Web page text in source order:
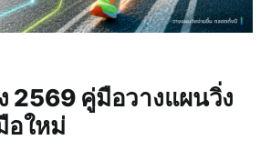
2569 คู่มือวางแผนวิ่ง
อใหม่